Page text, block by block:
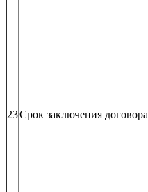
23Срок заключения договора